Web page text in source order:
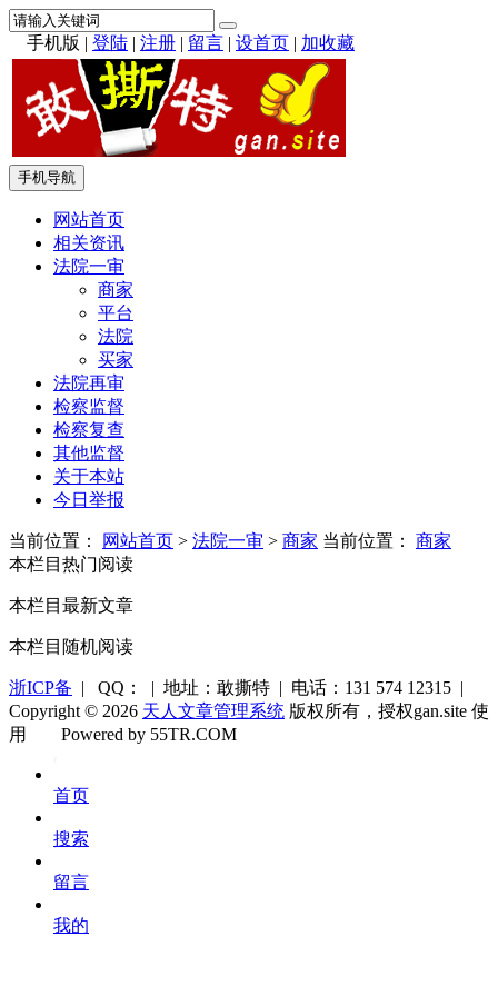
手机版 | 登陆 | 注册 | 留言 | 设首页 | 加收藏
手机导航
网站首页
相关资讯
法院一审
商家
平台
法院
买家
法院再审
检察监督
检察复查
其他监督
关于本站
今日举报
当前位置： 网站首页 > 法院一审 > 商家 当前位置： 商家
本栏目热门阅读
本栏目最新文章
本栏目随机阅读
浙ICP备 | QQ： | 地址：敢撕特 | 电话：131 574 12315 |
Copyright © 2026 天人文章管理系统 版权所有，授权gan.site 使
用
库
Powered by 55TR.COM
首页
搜索
留言
我的